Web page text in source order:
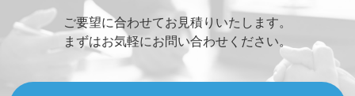
ご要望に合わせてお見積りいたします。
まずはお気軽にお問い合わせください。